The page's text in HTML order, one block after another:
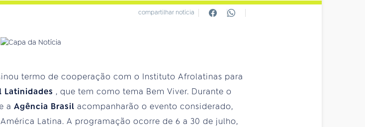
compartilhar notícia
termo de cooperação com o Instituto Afrolatinas para
Latinidades , que tem como tema Bem Viver. Durante o
a Agência Brasil acompanharão o evento considerado,
Latina. A programação ocorre de 6 a 30 de julho,